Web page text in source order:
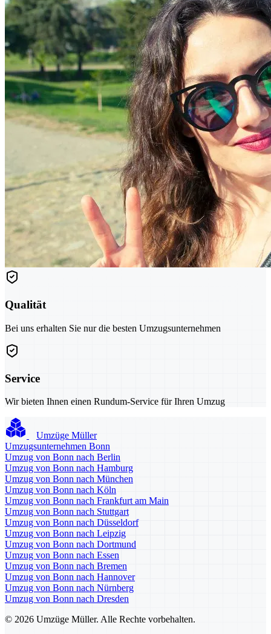
Qualität
Bei uns erhalten Sie nur die besten Umzugsunternehmen
Service
Wir bieten Ihnen einen Rundum-Service für Ihren Umzug
Umzüge Müller
Umzugsunternehmen Bonn
Umzug von Bonn nach Berlin
Umzug von Bonn nach Hamburg
Umzug von Bonn nach München
Umzug von Bonn nach Köln
Umzug von Bonn nach Frankfurt am Main
Umzug von Bonn nach Stuttgart
Umzug von Bonn nach Düsseldorf
Umzug von Bonn nach Leipzig
Umzug von Bonn nach Dortmund
Umzug von Bonn nach Essen
Umzug von Bonn nach Bremen
Umzug von Bonn nach Hannover
Umzug von Bonn nach Nürnberg
Umzug von Bonn nach Dresden
© 2026 Umzüge Müller. Alle Rechte vorbehalten.